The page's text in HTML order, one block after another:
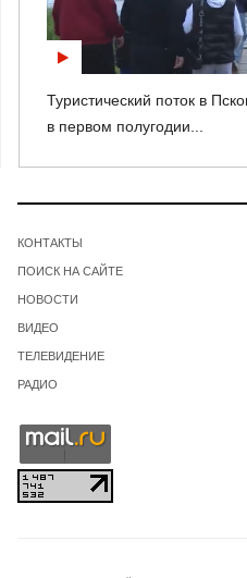
Туристический поток в
в первом полугодии...
КОНТАКТЫ
ПОИСК НА САЙТЕ
НОВОСТИ
ВИДЕО
ТЕЛЕВИДЕНИЕ
РАДИО